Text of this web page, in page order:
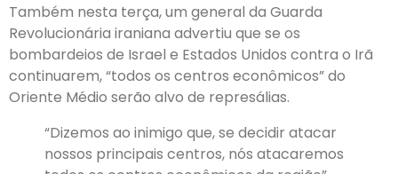
Também nesta terça, um general da Guarda
Revolucionária iraniana advertiu que se os
bombardeios de Israel e Estados Unidos contra o Irã
continuarem, “todos os centros econômicos” do
Oriente Médio serão alvo de represálias.
“Dizemos ao inimigo que, se decidir atacar
nossos principais centros, nós atacaremos